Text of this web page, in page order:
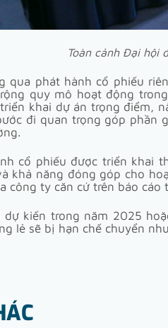
Toàn cảnh Đại hội
qua phát hành cổ phiếu
quy mô hoạt động
khai dự án trọng điểm,
đi quan trọng góp
cổ phiếu được triển khai
khả năng đóng góp cho
công ty căn cứ trên báo
kiến trong năm 2025
lẻ sẽ bị hạn chế chuyển